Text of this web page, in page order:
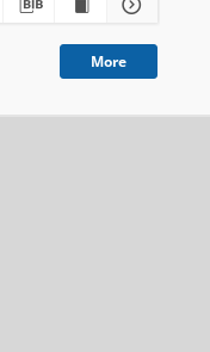
More